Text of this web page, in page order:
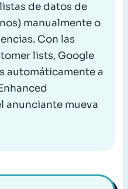
de datos de
manualmente o
Con las
lists, Google
automáticamente a
anunciante mueva